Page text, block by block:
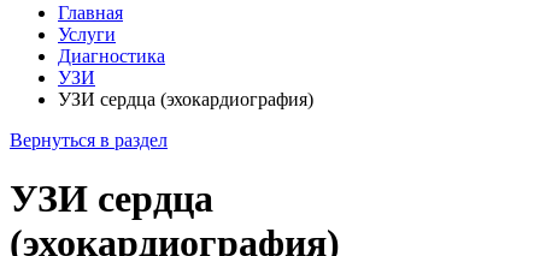
Главная
Услуги
Диагностика
УЗИ
УЗИ сердца (эхокардиография)
Вернуться в раздел
УЗИ сердца
(эхокардиография)